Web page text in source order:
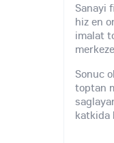
Sanayi
hiz en
imalat
Sonuc
toptan
katkida